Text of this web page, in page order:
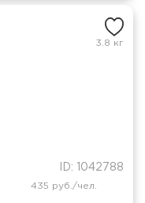
3.8 кг
ID: 1042788
435 руб./чел.